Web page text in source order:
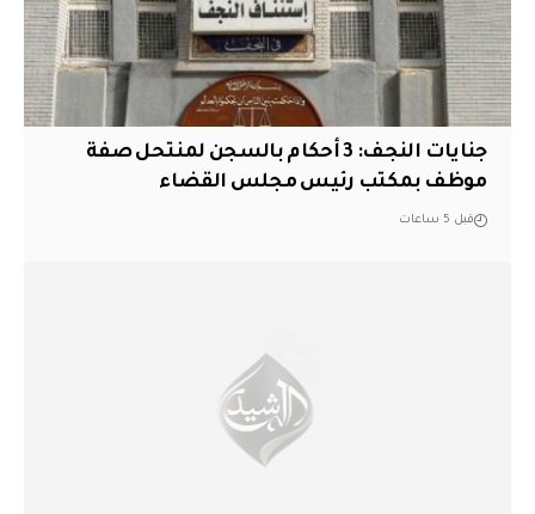
جنايات النجف: 3 أحكام بالسجن لمنتحل صفة
موظف بمكتب رئيس مجلس القضاء
قبل 5 ساعات